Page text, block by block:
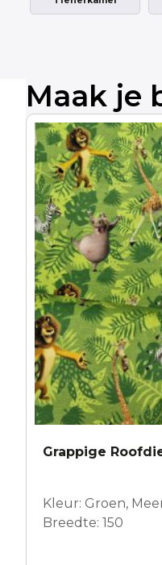
Maak je
Grappige
Kleur: Groen,
Breedte: 150